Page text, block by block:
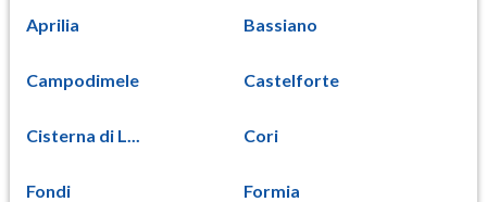
Aprilia Bassiano
Campodimele Castelforte
Cisterna di L... Cori
Fondi Formia